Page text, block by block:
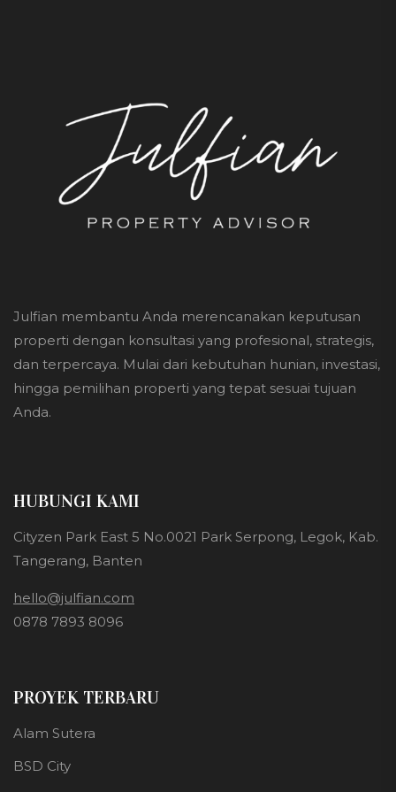
Julfian membantu Anda merencanakan keputusan
properti dengan konsultasi yang profesional, strategis,
dan terpercaya. Mulai dari kebutuhan hunian, investasi,
hingga pemilihan properti yang tepat sesuai tujuan
Anda.
HUBUNGI KAMI
Cityzen Park East 5 No.0021 Park Serpong, Legok, Kab.
Tangerang, Banten
hello@julfian.com
0878 7893 8096
PROYEK TERBARU
Alam Sutera
BSD City